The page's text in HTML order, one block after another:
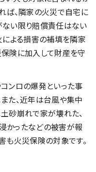
ば、隣家の火災で自宅に
ない限り賠償責任はない
による損害の補填を隣家
険に加入して財産を守
ンロの爆発といった事
た、近年は台風や集中
砂崩れで家が壊れた、
かったなどの被害が報
も火災保険の対象です。